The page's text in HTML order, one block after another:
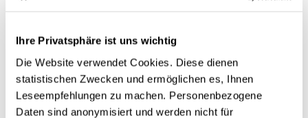
Ihre Privatsphäre ist uns wichtig
Die Website verwendet Cookies. Diese dienen
statistischen Zwecken und ermöglichen es, Ihnen
Leseempfehlungen zu machen. Personenbezogene
Daten sind anonymisiert und werden nicht für
Konjunktur / Wachstum
Nobelpreis
Meinungen
Interview
Standpunkt